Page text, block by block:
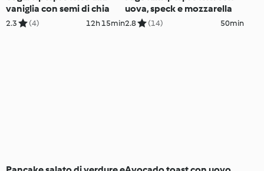
vaniglia con semi di chia
2.3 (4) 12h 15min
uova, speck e mozzarella
2.8 (14) 50min